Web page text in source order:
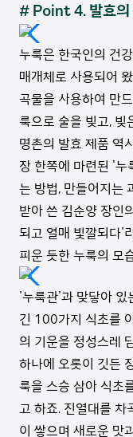
# Point 4. 발효의
누룩은 한국인의 건
매개체로 사용되어
곡물을 사용하여 만
룩으로 술을 빚고, 빚
명촌의 발효 제품 역
장 한쪽에 마련된 '누
는 방법, 만들어지는
받아 쓴 김순양 장인
되고 열매 빛깔되다'
피운 듯한 누룩의 모
'누룩관'과 맞닿아 있
긴 100가지 식초를
의 기운을 정성스레
하나에 오롯이 깃든
룩을 스승 삼아 식초
고 하죠. 진열대를 차
이 쌓으며 새로운 맛